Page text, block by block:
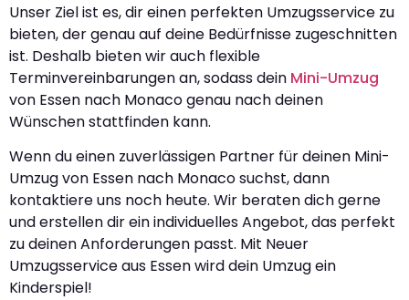
Unser Ziel ist es, dir einen perfekten Umzugsservice zu
bieten, der genau auf deine Bedürfnisse zugeschnitten
ist. Deshalb bieten wir auch flexible
Terminvereinbarungen an, sodass dein Mini-Umzug
von Essen nach Monaco genau nach deinen
Wünschen stattfinden kann.
Wenn du einen zuverlässigen Partner für deinen Mini-
Umzug von Essen nach Monaco suchst, dann
kontaktiere uns noch heute. Wir beraten dich gerne
und erstellen dir ein individuelles Angebot, das perfekt
zu deinen Anforderungen passt. Mit Neuer
Umzugsservice aus Essen wird dein Umzug ein
Kinderspiel!